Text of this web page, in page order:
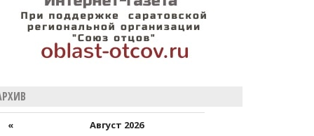
«
Август 2026